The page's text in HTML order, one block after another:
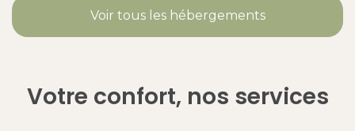
Voir tous les hébergements
Votre confort, nos services